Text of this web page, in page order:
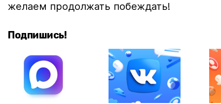
желаем продолжать побеждать!
Подпишись!